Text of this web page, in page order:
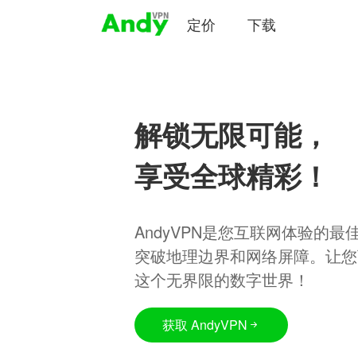
定价 下载
解锁无限可能，
享受全球精彩！
AndyVPN是您互联网体验的最
突破地理边界和网络屏障。让
这个无界限的数字世界！
获取 AndyVPN